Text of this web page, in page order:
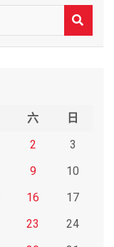
六
日
2
3
9
10
16
17
23
24